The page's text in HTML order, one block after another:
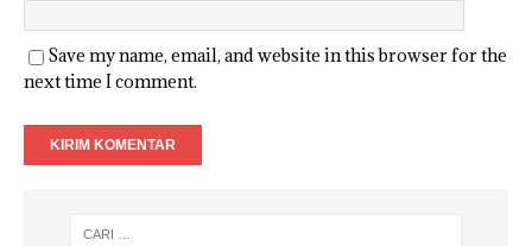
Save my name, email, and website in this browser for the
next time I comment.